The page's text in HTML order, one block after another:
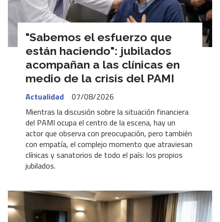
"Sabemos el esfuerzo que
están haciendo": jubilados
acompañan a las clínicas en
medio de la crisis del PAMI
Actualidad
07/08/2026
Mientras la discusión sobre la situación financiera
del PAMI ocupa el centro de la escena, hay un
actor que observa con preocupación, pero también
con empatía, el complejo momento que atraviesan
clínicas y sanatorios de todo el país: los propios
jubilados.